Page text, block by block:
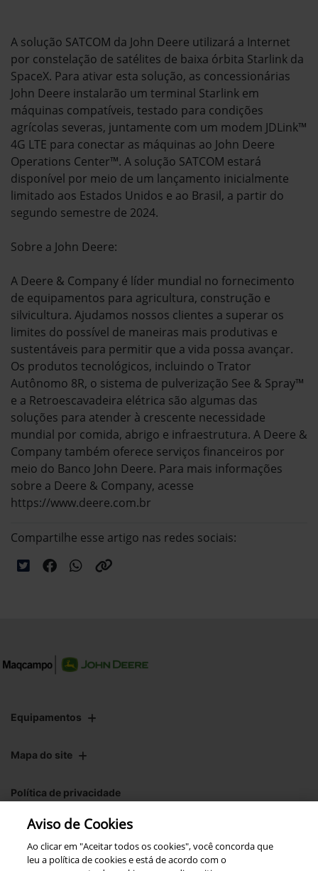
A solução SATCOM da John Deere utilizará a Internet
por constelação de satélites de baixa órbita Starlink da
SpaceX. Para ativar esta solução, as concessionárias
John Deere instalarão um terminal Starlink em
máquinas compatíveis, testado para condições
agrícolas severas, juntamente com um modem JDLink™
4G LTE para conectar as máquinas ao John Deere
Operations Center™. A solução SATCOM estará
disponível por meio de um lançamento inicialmente
limitado aos Estados Unidos e ao Brasil, a partir do
segundo semestre de 2024.
Sobre a John Deere:
A Deere & Company é líder mundial no fornecimento
de equipamentos para agricultura, construção e
silvicultura. Ajudamos nossos clientes a superar os
limites do possível de maneiras mais produtivas e
sustentáveis para permitir que a vida possa avançar.
Os produtos tecnológicos, incluindo o Trator
Autônomo 8R, o sistema de pulverização See & Spray™
e a Retroescavadeira elétrica são algumas das
soluções para atender à crescente necessidade
mundial por comida, abrigo e infraestrutura. A Deere &
Company também oferece serviços financeiros por
meio do Banco John Deere. Para mais informações
sobre a Deere & Company, acesse
https://www.deere.com.br
Compartilhe esse artigo nas redes sociais:
Equipamentos
Mapa do site
Política de privacidade
CNPJ: 00.970.771/0004-54
Aviso de Cookies
Ao clicar em "Aceitar todos os cookies", você concorda que
leu a política de cookies e está de acordo com o